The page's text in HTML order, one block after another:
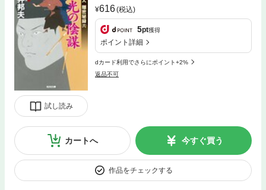
試し読み
616(税込)
5pt獲得
ポイント詳細
dカード利用でさらにポイント+2%
返品不可
カートへ 今すぐ買う
作品をチェックする